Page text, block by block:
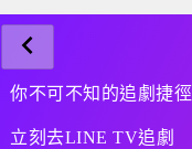
你不可不知的追劇捷徑
立刻去LINE TV追劇